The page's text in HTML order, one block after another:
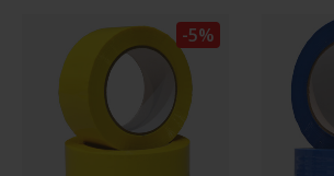
-5%